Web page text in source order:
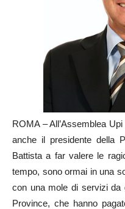
ROMA – All’Assemblea
anche il presidente della
Battista a far valere le
tempo, sono ormai in una
con una mole di servizi da
Province, che hanno